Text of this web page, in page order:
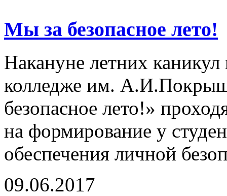
Мы за безопасное лето!
Накануне летних
колледже им.
безопасное лето!»
на формирование у
обеспечения личной
09.06.2017